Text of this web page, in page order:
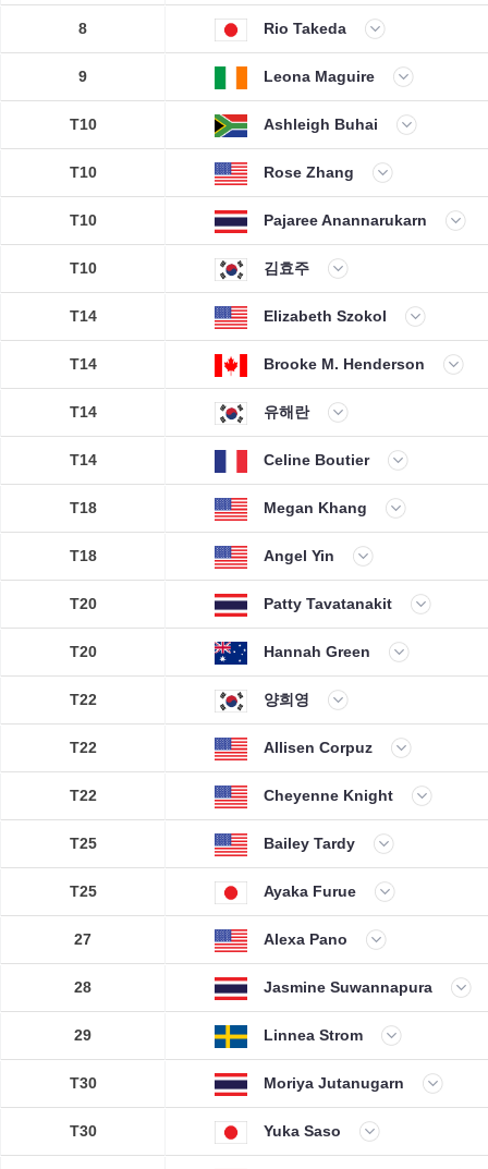
8 Rio Takeda
9 Leona Maguire
T10 Ashleigh Buhai
T10 Rose Zhang
T10 Pajaree Anannarukarn
T10 김효주
T14 Elizabeth Szokol
T14 Brooke M. Henderson
T14 유해란
T14 Celine Boutier
T18 Megan Khang
T18 Angel Yin
T20 Patty Tavatanakit
T20 Hannah Green
T22 양희영
T22 Allisen Corpuz
T22 Cheyenne Knight
T25 Bailey Tardy
T25 Ayaka Furue
27 Alexa Pano
28 Jasmine Suwannapura
29 Linnea Strom
T30 Moriya Jutanugarn
T30 Yuka Saso